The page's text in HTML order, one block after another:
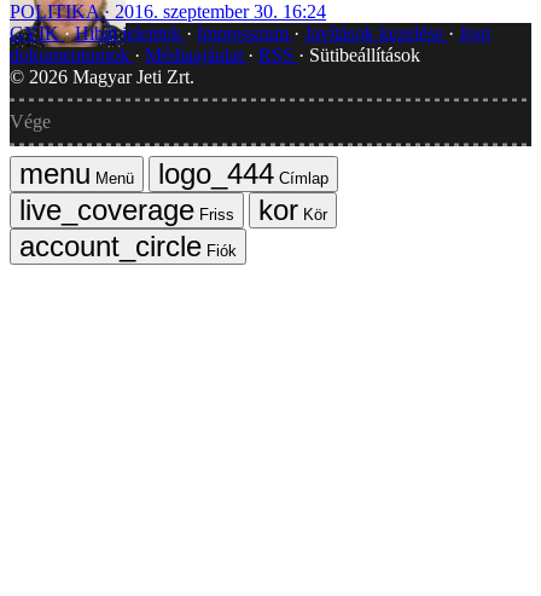
POLITIKA
2016. szeptember 30. 16:24
GYIK Hibát jelentek Impresszum Javítások kezelése
Jogi
dokumentumok
Médiaajánlat RSS
Sütibeállítások
© 2026 Magyar Jeti Zrt.
Vége
Menü
Címlap
Friss
Kör
Fiók